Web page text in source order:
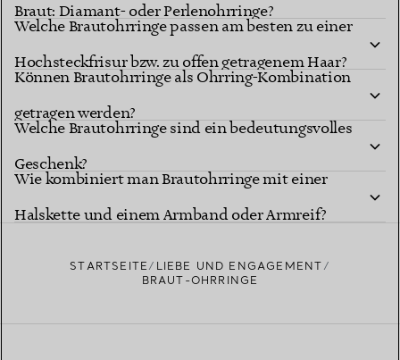
Braut: Diamant- oder Perlenohrringe?
Welche Brautohrringe passen am besten zu einer
Hochsteckfrisur bzw. zu offen getragenem Haar?
Können Brautohrringe als Ohrring-Kombination
getragen werden?
Welche Brautohrringe sind ein bedeutungsvolles
Geschenk?
Wie kombiniert man Brautohrringe mit einer
Halskette und einem Armband oder Armreif?
STARTSEITE
LIEBE UND ENGAGEMENT
BRAUT-OHRRINGE